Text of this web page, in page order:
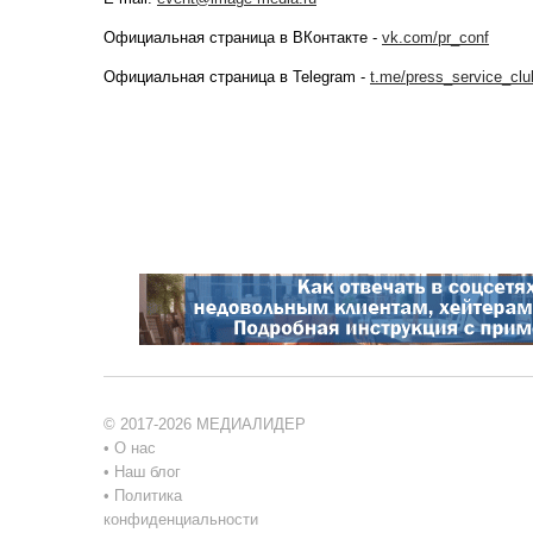
Официальная страница в ВКонтакте - vk.com/pr_conf
Официальная страница в Telegram - t.me/
© 2017-2026 МЕДИАЛИДЕР
• О нас
• Наш блог
• Политика
конфиденциальности